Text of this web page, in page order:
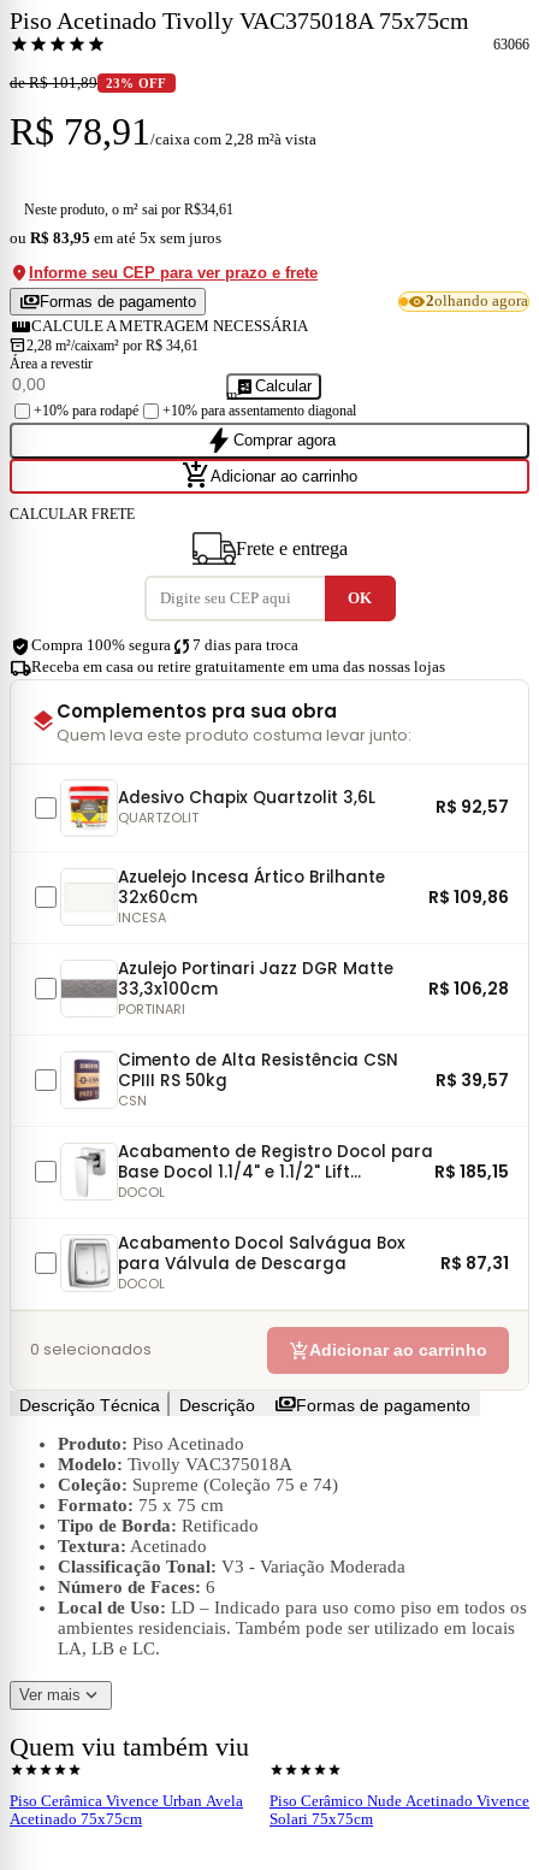
Piso Acetinado Tivolly VAC375018A 75x75cm
star star star star star 63066
de R$ 101,89 23% OFF
R$ 78,91/caixa com 2,28 m²à vista
Neste produto, o m² sai por R$34,61
ou R$ 83,95 em até 5x sem juros
location_on Informe seu CEP para ver prazo e frete
paymentsFormas de pagamento visibility2olhando agora
straightenCALCULE A METRAGEM NECESSÁRIA
inventory_22,28 m²/caixam² por R$ 34,61
Área a revestir
m²calculate Calcular
+10% para rodapé +10% para assentamento diagonal
bolt Comprar agora
add_shopping_cartAdicionar ao carrinho
CALCULAR FRETE
Frete e entrega
verified_user Compra 100% segura sync 7 dias para troca
local_shippingReceba em casa ou retire gratuitamente em uma das nossas lojas
layersComplementos pra sua obra
Quem leva este produto costuma levar junto:
Adesivo Chapix Quartzolit 3,6L
QUARTZOLIT R$ 92,57
Azuelejo Incesa Ártico Brilhante
32x60cm
INCESA
R$ 109,86
Azulejo Portinari Jazz DGR Matte
33,3x100cm
PORTINARI
R$ 106,28
Cimento de Alta Resistência CSN
CPIII RS 50kg
CSN
R$ 39,57
Acabamento de Registro Docol para
Base Docol 1.1/4" e 1.1/2" Lift
Cromado
DOCOL
R$ 185,15
Acabamento Docol Salvágua Box
para Válvula de Descarga
DOCOL
R$ 87,31
0 selecionados add_shopping_cartAdicionar ao carrinho
Descrição Técnica Descrição paymentsFormas de pagamento
Produto: Piso Acetinado
Modelo: Tivolly VAC375018A
Coleção: Supreme (Coleção 75 e 74)
Formato: 75 x 75 cm
Tipo de Borda: Retificado
Textura: Acetinado
Classificação Tonal: V3 - Variação Moderada
Número de Faces: 6
Local de Uso: LD – Indicado para uso como piso em todos os
ambientes residenciais. Também pode ser utilizado em locais
LA, LB e LC.
Dados Técnicos
Tamanho Técnico:
75,5 x 75,5 cm
Dimensão:755,0 mm x 755,0 mm x 8,70 mm
Junta Mínima:
Peso por m²:17,544 kg/m²
M² por Caixa:
Ver mais expand_more
Quem viu também viu
shopping_cartVer produto
starstarstarstarstar
Piso Cerâmica Vivence Urban Avela
Acetinado 75x75cm
starstarstarstarstar
Piso Cerâmico Nude Acetinado Vivence
Solari 75x75cm